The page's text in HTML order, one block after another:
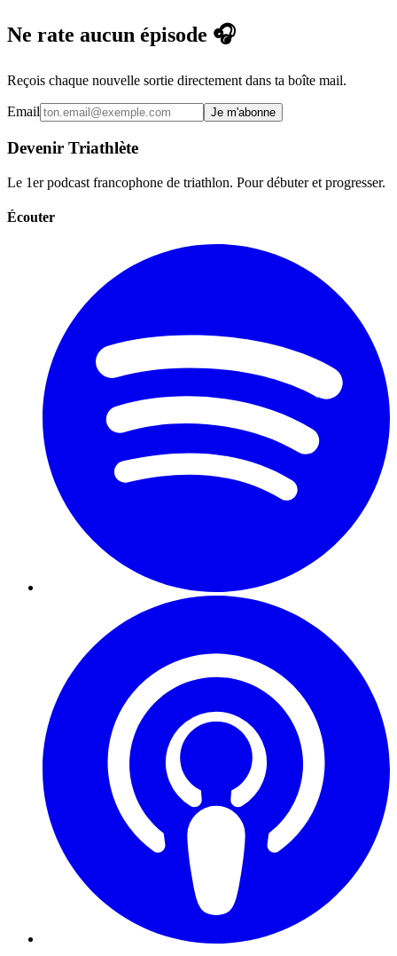
Ne rate aucun épisode 🎧
Reçois chaque nouvelle sortie directement dans ta boîte mail.
Email Je m'abonne
Devenir Triathlète
Le 1er podcast francophone de triathlon. Pour débuter et progresser.
Écouter